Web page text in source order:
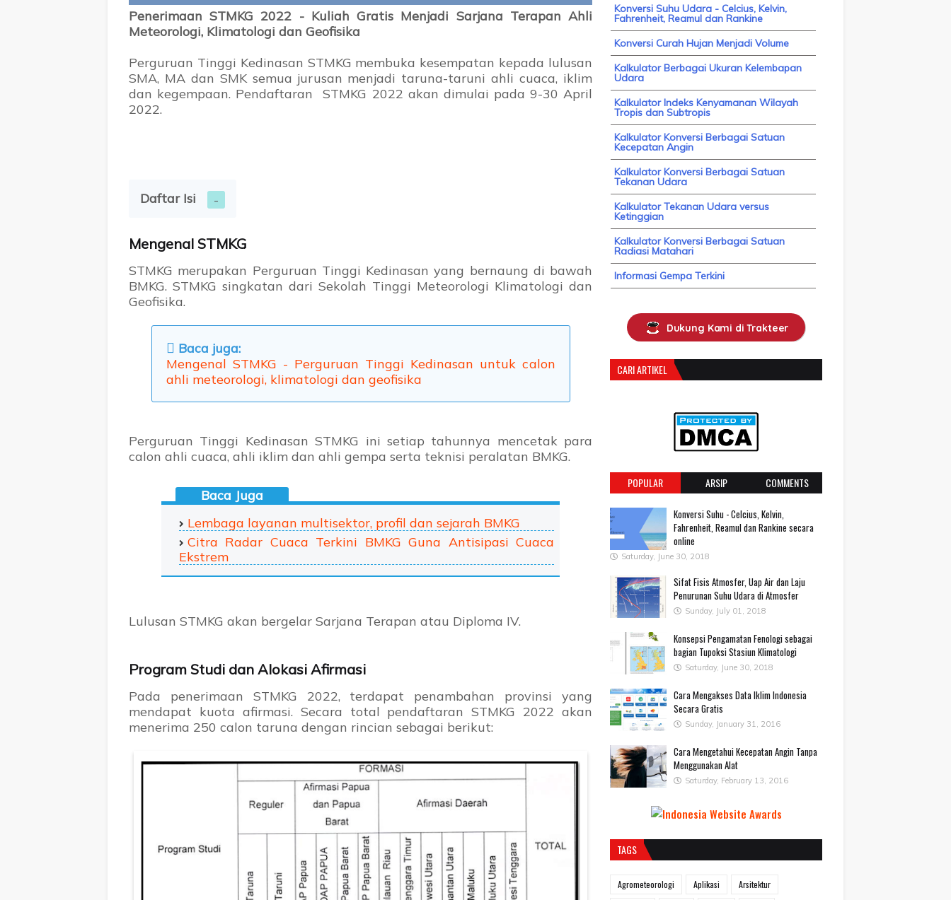
Penerimaan STMKG 2022 - Kuliah Gratis Menjadi Sarjana Terapan Ahli
Meteorologi, Klimatologi dan Geofisika
Perguruan Tinggi Kedinasan STMKG membuka kesempatan kepada lulusan
SMA, MA dan SMK semua jurusan menjadi taruna-taruni ahli cuaca, iklim
dan kegempaan. Pendaftaran STMKG 2022 akan dimulai pada 9-30 April
2022.
Daftar Isi
Mengenal STMKG
STMKG merupakan Perguruan Tinggi Kedinasan yang bernaung di bawah
BMKG. STMKG singkatan dari Sekolah Tinggi Meteorologi Klimatologi dan
Geofisika.
Baca juga:
Mengenal STMKG - Perguruan Tinggi Kedinasan untuk calon
ahli meteorologi, klimatologi dan geofisika
Perguruan Tinggi Kedinasan STMKG ini setiap tahunnya mencetak para
calon ahli cuaca, ahli iklim dan ahli gempa serta teknisi peralatan BMKG.
Lembaga layanan multisektor, profil dan sejarah BMKG
Citra Radar Cuaca Terkini BMKG Guna Antisipasi Cuaca
Ekstrem
Lulusan STMKG akan bergelar Sarjana Terapan atau Diploma IV.
Program Studi dan Alokasi Afirmasi
Pada penerimaan STMKG 2022, terdapat penambahan provinsi yang
mendapat kuota afirmasi. Secara total pendaftaran STMKG 2022 akan
menerima 250 calon taruna dengan rincian sebagai berikut:
Konversi Suhu Udara - Celcius, Kelvin,
Fahrenheit, Reamul dan Rankine
Konversi Curah Hujan Menjadi Volume
Kalkulator Berbagai Ukuran Kelembapan
Udara
Kalkulator Indeks Kenyamanan Wilayah
Tropis dan Subtropis
Kalkulator Konversi Berbagai Satuan
Kecepatan Angin
Kalkulator Konversi Berbagai Satuan
Tekanan Udara
Kalkulator Tekanan Udara versus
Ketinggian
Kalkulator Konversi Berbagai Satuan
Radiasi Matahari
Informasi Gempa Terkini
Dukung Kami di Trakteer
CARI ARTIKEL
POPULAR ARSIP COMMENTS
Konversi Suhu - Celcius, Kelvin,
Fahrenheit, Reamul dan Rankine secara
online
Saturday, June 30, 2018
Sifat Fisis Atmosfer, Uap Air dan Laju
Penurunan Suhu Udara di Atmosfer
Sunday, July 01, 2018
Konsepsi Pengamatan Fenologi sebagai
bagian Tupoksi Stasiun Klimatologi
Saturday, June 30, 2018
Cara Mengakses Data Iklim Indonesia
Secara Gratis
Sunday, January 31, 2016
Cara Mengetahui Kecepatan Angin Tanpa
Menggunakan Alat
Saturday, February 13, 2016
TAGS
Agrometeorologi Aplikasi
Arsitektur